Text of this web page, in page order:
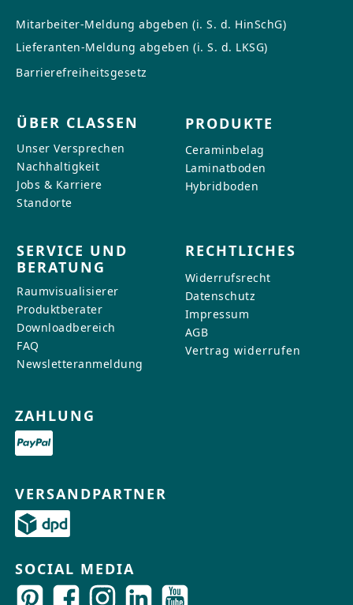
Mitarbeiter-Meldung abgeben (i. S. d. HinSchG)
Lieferanten-Meldung abgeben (i. S. d. LKSG)
Barrierefreiheitsgesetz
ÜBER CLASSEN
Unser Versprechen
Nachhaltigkeit
Jobs & Karriere
Standorte
PRODUKTE
Ceraminbelag
Laminatboden
Hybridboden
SERVICE UND
BERATUNG
Raumvisualisierer
Produktberater
Downloadbereich
FAQ
Newsletteranmeldung
RECHTLICHES
Widerrufsrecht
Datenschutz
Impressum
AGB
Vertrag widerrufen
ZAHLUNG
VERSANDPARTNER
SOCIAL MEDIA